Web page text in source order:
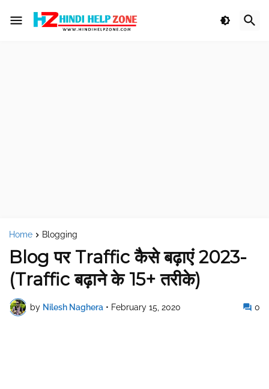
Home Blogging
Blog पर Traffic कैसे बढ़ाएं 2023-
(Traffic बढ़ाने के 15+ तरीके)
by Nilesh Naghera • February 15, 2020 0